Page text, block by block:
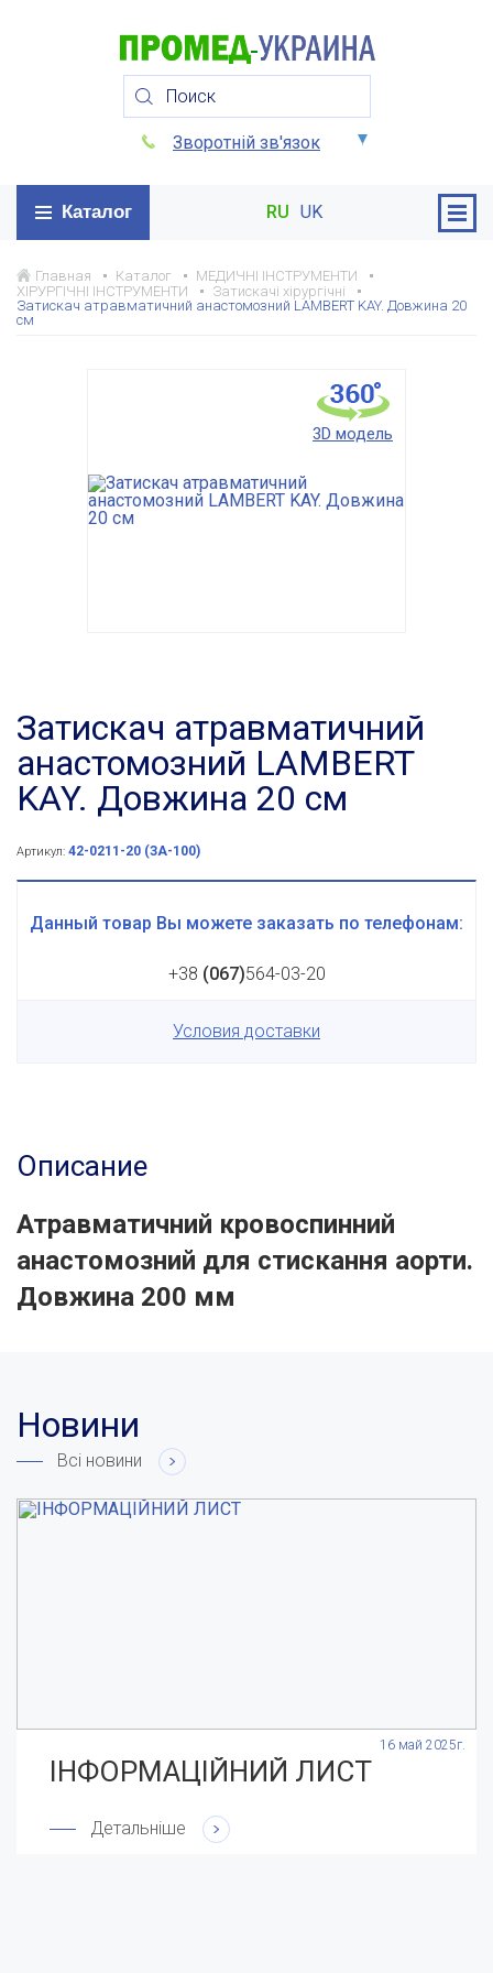
Зворотній зв'язок
Каталог RU UK
Главная Каталог
МЕДИЧНІ ІНСТРУМЕНТИ
ХІРУРГІЧНІ ІНСТРУМЕНТИ
Затискачі хірургічні
Затискач атравматичний анастомозний LAMBERT KAY. Довжина 20
см
3D модель
Затискач атравматичний
анастомозний LAMBERT
KAY. Довжина 20 см
Артикул: 42-0211-20 (ЗА-100)
Данный товар Вы можете заказать по телефонам:
+38 (067)564-03-20
Условия доставки
Описание
Атравматичний кровоспинний
анастомозний для стискання аорти.
Довжина 200 мм
Новини
Всі новини
16 май 2025г.
ІНФОРМАЦІЙНИЙ ЛИСТ
Детальніше